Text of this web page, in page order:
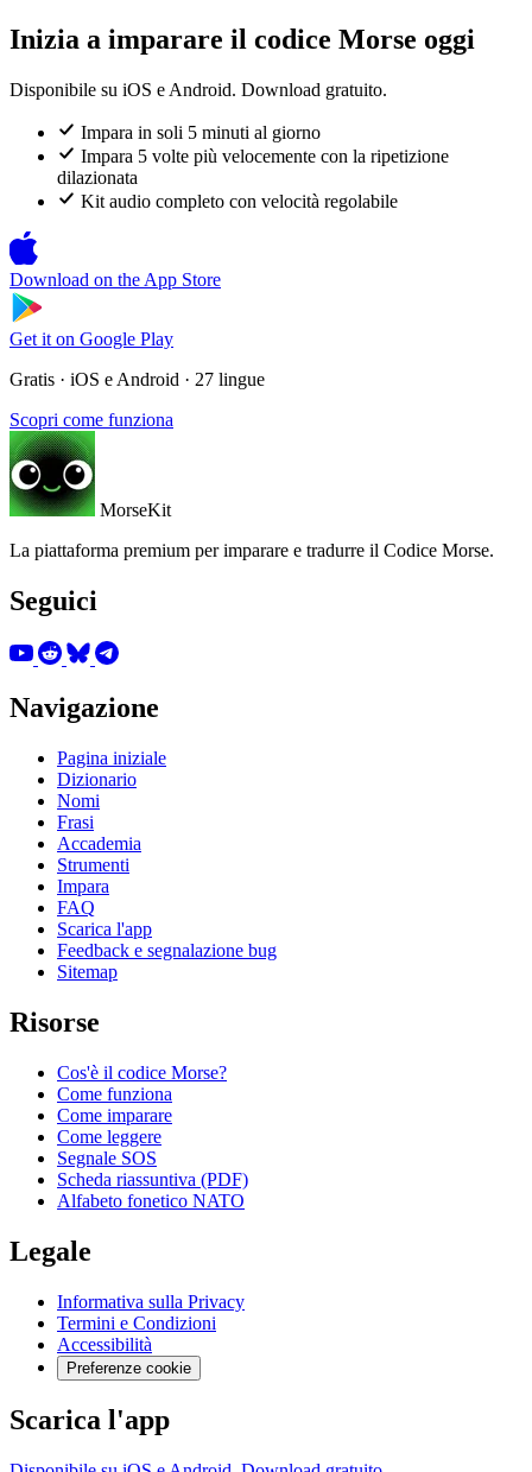
Inizia a imparare il codice Morse oggi
Disponibile su iOS e Android. Download gratuito.
Impara in soli 5 minuti al giorno
Impara 5 volte più velocemente con la ripetizione
dilazionata
Kit audio completo con velocità regolabile
Download on the App Store
Get it on Google Play
Gratis · iOS e Android · 27 lingue
Scopri come funziona
MorseKit
La piattaforma premium per imparare e tradurre il Codice Morse.
Seguici
Navigazione
Pagina iniziale
Dizionario
Nomi
Frasi
Accademia
Strumenti
Impara
FAQ
Scarica l'app
Feedback e segnalazione bug
Sitemap
Risorse
Cos'è il codice Morse?
Come funziona
Come imparare
Come leggere
Segnale SOS
Scheda riassuntiva (PDF)
Alfabeto fonetico NATO
Legale
Informativa sulla Privacy
Termini e Condizioni
Accessibilità
Preferenze cookie
Scarica l'app